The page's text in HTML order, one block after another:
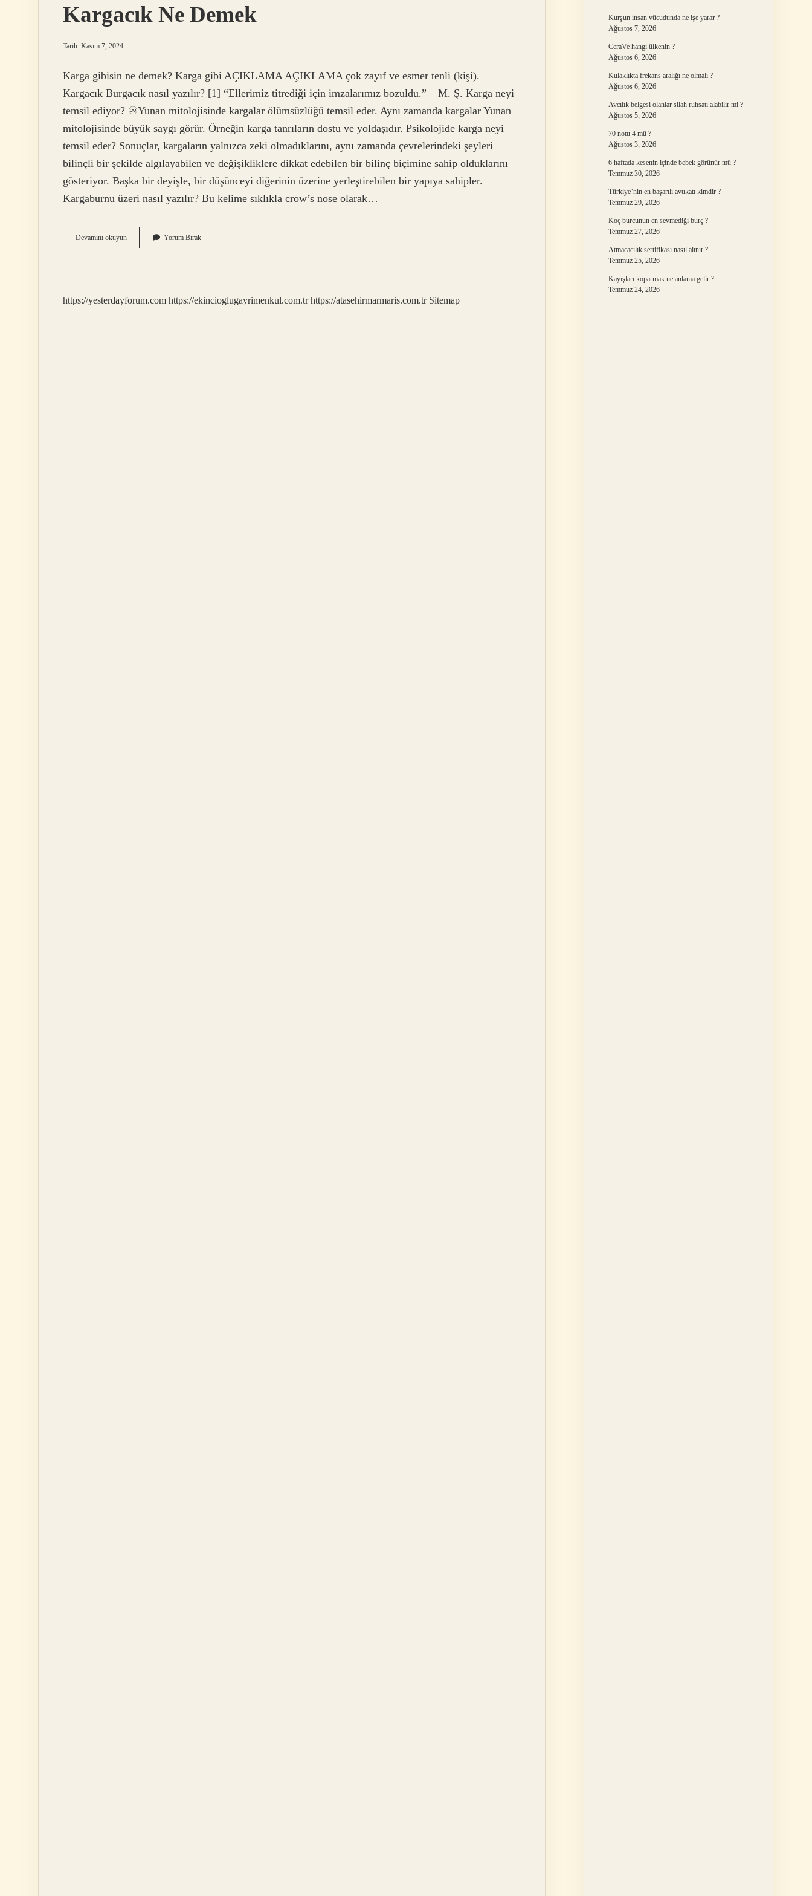
Kargacık Ne Demek
Tarih: Kasım 7, 2024
Karga gibisin ne demek? Karga gibi AÇIKLAMA AÇIKLAMA çok zayıf ve esmer tenli (kişi).
Kargacık Burgacık nasıl yazılır? [1] “Ellerimiz titrediği için imzalarımız bozuldu.” – M. Ş. Karga neyi
temsil ediyor? ♾Yunan mitolojisinde kargalar ölümsüzlüğü temsil eder. Aynı zamanda kargalar Yunan
mitolojisinde büyük saygı görür. Örneğin karga tanrıların dostu ve yoldaşıdır. Psikolojide karga neyi
temsil eder? Sonuçlar, kargaların yalnızca zeki olmadıklarını, aynı zamanda çevrelerindeki şeyleri
bilinçli bir şekilde algılayabilen ve değişikliklere dikkat edebilen bir bilinç biçimine sahip olduklarını
gösteriyor. Başka bir deyişle, bir düşünceyi diğerinin üzerine yerleştirebilen bir yapıya sahipler.
Kargaburnu üzeri nasıl yazılır? Bu kelime sıklıkla crow’s nose olarak…
Devamını okuyunKargacık
Ne
Yorum Bırak
https://yesterdayforum.com https://ekincioglugayrimenkul.com.tr https://atasehirmarmaris.com.tr Sitemap
Kurşun insan vücudunda ne işe yarar ?
Ağustos 7, 2026
CeraVe hangi ülkenin ?
Ağustos 6, 2026
Kulaklıkta frekans aralığı ne olmalı ?
Ağustos 6, 2026
Avcılık belgesi olanlar silah ruhsatı alabilir mi ?
Ağustos 5, 2026
70 notu 4 mü ?
Ağustos 3, 2026
6 haftada kesenin içinde bebek görünür mü ?
Temmuz 30, 2026
Türkiye’nin en başarılı avukatı kimdir ?
Temmuz 29, 2026
Koç burcunun en sevmediği burç ?
Temmuz 27, 2026
Atmacacılık sertifikası nasıl alınır ?
Temmuz 25, 2026
Kayışları koparmak ne anlama gelir ?
Temmuz 24, 2026